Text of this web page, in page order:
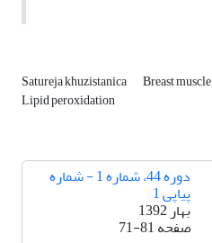
Satureja khuzistanica Breast muscle
Lipid peroxidation
دوره 44، شماره 1 - شماره
پیاپی 1
بهار 1392
صفحه71-81